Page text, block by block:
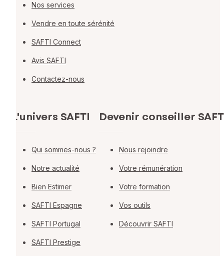
Nos services
Vendre en toute sérénité
SAFTI Connect
Avis SAFTI
Contactez-nous
L'univers SAFTI
Qui sommes-nous ?
Notre actualité
Bien Estimer
SAFTI Espagne
SAFTI Portugal
SAFTI Prestige
Devenir conseiller
Nous rejoindre
Votre rémunération
Votre formation
Vos outils
Découvrir SAFTI